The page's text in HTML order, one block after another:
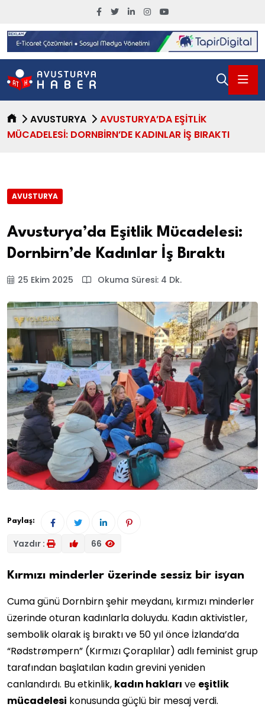
AVUSTURYA
AVUSTURYA’DA EŞITLIK
MÜCADELESI: DORNBIRN’DE KADINLAR İŞ BIRAKTI
AVUSTURYA
Avusturya’da Eşitlik Mücadelesi:
Dornbirn’de Kadınlar İş Bıraktı
25 Ekim 2025 Okuma Süresi: 4 Dk.
Paylaş:
Yazdır : 66
Kırmızı minderler üzerinde sessiz bir isyan
Cuma günü Dornbirn şehir meydanı, kırmızı minderler
üzerinde oturan kadınlarla doluydu. Kadın aktivistler,
sembolik olarak iş bıraktı ve 50 yıl önce İzlanda’da
“Rødstrømpern” (Kırmızı Çoraplılar) adlı feminist grup
tarafından başlatılan kadın grevini yeniden
canlandırdı. Bu etkinlik, kadın hakları ve eşitlik
mücadelesi konusunda güçlü bir mesaj verdi.